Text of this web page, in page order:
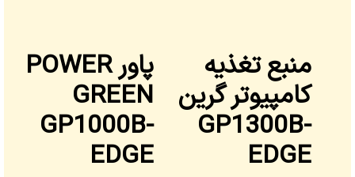
منبع تغذیه
کامپیوتر گرین
GP1300B-
EDGE
پاور POWER
GREEN
GP1000B-
EDGE